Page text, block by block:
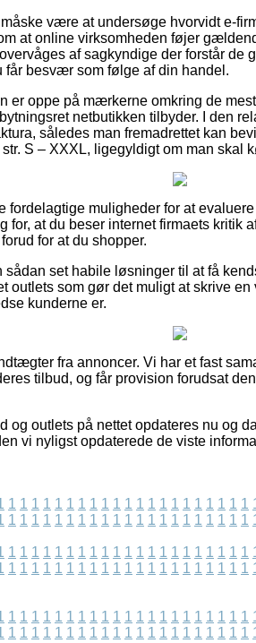
være at undersøge hvorvidt e-
at online virksomheden føjer
af sagkyndige der forstår de
får besvær som følge af din handel.
er oppe på mærkerne omkring de
netbutikken tilbyder. I den
således man fremadrettet kan
S – XXXL, ligegyldigt om man skal
fordelagtige muligheder for at
for, at du beser internet firmaets kritik
for at du shopper.
sådan set habile løsninger til at få
outlets som gør det muligt at skrive
kunderne er.
fra annoncer. Vi har et fast
tilbud, og får provision forudsat
og outlets på nettet opdateres nu og
vi nyligst opdaterede de viste
1 1 1 1 1 1 1 1 1 1 1 1 1 1 1 1 1 1 1 1 1
1 1 1 1 1 1 1 1 1 1 1 1 1 1 1 1 1 1 1 1 1
1 1 1 1 1 1 1 1 1 1 1 1 1 1 1 1 1 1 1 1 1
1 1 1 1 1 1 1 1 1 1 1 1 1 1 1 1 1 1 1 1 1
1 1 1 1 1 1 1 1 1 1 1 1 1 1 1 1 1 1 1 1 1
1 1 1 1 1 1 1 1 1 1 1 1 1 1 1 1 1 1 1 1 1